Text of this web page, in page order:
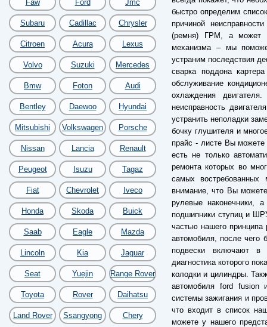
Faw Ford Jmc
Subaru Cadillac Chrysler
Citroen Acura Lexus
Volvo Suzuki Mercedes
Bmw Foton Audi
Bentley Daewoo Hyundai
Mitsubishi Volkswagen Porsche
Nissan Lancia Renault
Peugeot Isuzu Tagaz
Fiat Chevrolet Iveco
Honda Skoda Buick
Saab Eagle Mazda
Lincoln Kia Jaguar
Seat Yuejin Range Rover
Toyota Rover Daihatsu
Land Rover Ssangyong Chery
быстро определим
причиной
(ремня) ГРМ, а может
механизма – мы
устраним последствия
сварка поддона
обслуживание
охлаждения
неисправность
устранить неполадки
бочку глушителя и
прайс - листе Вы можете
есть не только
ремонта которых во
самых
внимание, что Вы
рулевые наконечники,
подшипники ступиц и
частью нашего принципа
автомобиля, после чего
подвески включают в
диагностика которого
колодки и цилиндры.
автомобиля ford fusion
системы зажигания и
что входит в список
можете у нашего